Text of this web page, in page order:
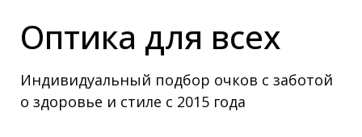
Оптика для всех
Индивидуальный подбор очков с заботой
о здоровье и стиле с 2015 года